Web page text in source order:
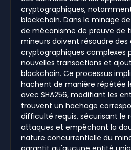
cryptographiques,
blockchain. Dans le minage de
de mécanisme de preuve de
mineurs doivent résoudre des
cryptographiques complexes
nouvelles transactions et
blockchain. Ce processus
hachent de manière répétée
avec SHA256, modifiant les
trouvent un hachage
difficulté requis, sécurisant le
attaques et empêchant la
nature concurrentielle du